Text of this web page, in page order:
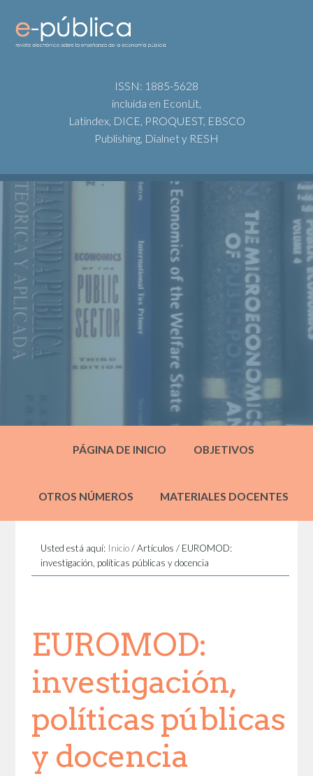
ISSN: 1885-5628
incluida en EconLit,
Latindex, DICE, PROQUEST, EBSCO
Publishing, Dialnet y RESH
PÁGINA DE INICIO OBJETIVOS
OTROS NÚMEROS MATERIALES DOCENTES
Usted está aquí: Inicio /Artículos/ EUROMOD:
investigación, políticas públicas y docencia
EUROMOD:
investigación,
políticas públicas
y docencia